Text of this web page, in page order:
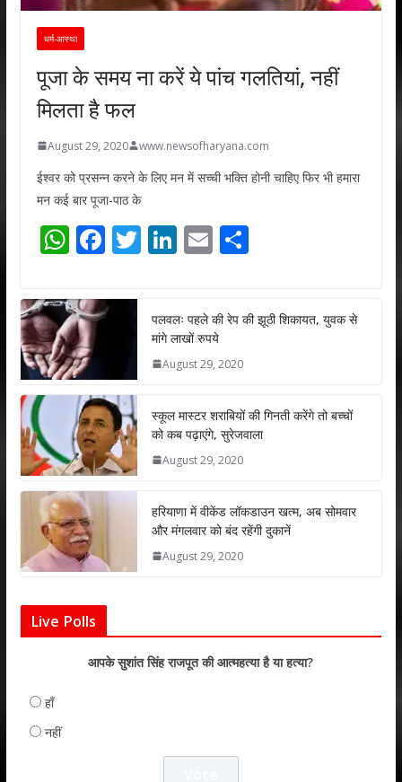
धर्म-आस्था
पूजा के समय ना करें ये पांच गलतियां, नहीं
मिलता है फल
August 29, 2020 www.newsofharyana.com
ईश्वर को प्रसन्न करने के लिए मन में सच्ची भक्ति होनी चाहिए फिर भी हमारा
मन कई बार पूजा-पाठ के
W
at
s
A
p
p
F
e
b
o
k
T
er
Li
e
dI
n
E
l
S
e
पलवलः पहले की रेप की झूठी शिकायत, युवक से
मांगे लाखों रुपये
August 29, 2020
स्कूल मास्टर शराबियों की गिनती करेंगे तो बच्चों
को कब पढ़ाएंगे, सुरेजवाला
August 29, 2020
हरियाणा में वीकेंड लॉकडाउन खत्म, अब सोमवार
और मंगलवार को बंद रहेंगी दुकानें
August 29, 2020
Live Polls
आपके सुशांत सिंह राजपूत की आत्महत्या है या हत्या?
हाँ
नहीं